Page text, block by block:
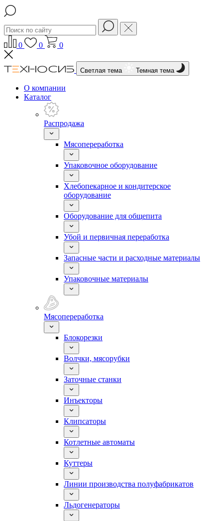
0 0 0
Светлая тема Темная тема
О компании
Каталог
Распродажа
Мясопереработка
Упаковочное оборудование
Хлебопекарное и кондитерское
оборудование
Оборудование для общепита
Убой и первичная переработка
Запасные части и расходные материалы
Упаковочные материалы
Мясопереработка
Блокорезки
Волчки, мясорубки
Заточные станки
Инъекторы
Клипсаторы
Котлетные автоматы
Куттеры
Линии производства полуфабрикатов
Льдогенераторы